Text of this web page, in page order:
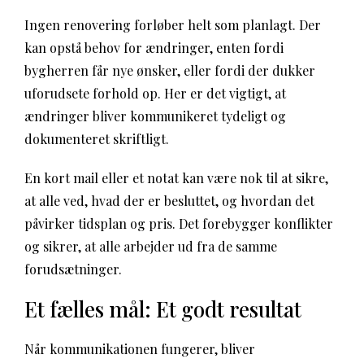
Ingen renovering forløber helt som planlagt. Der
kan opstå behov for ændringer, enten fordi
bygherren får nye ønsker, eller fordi der dukker
uforudsete forhold op. Her er det vigtigt, at
ændringer bliver kommunikeret tydeligt og
dokumenteret skriftligt.
En kort mail eller et notat kan være nok til at sikre,
at alle ved, hvad der er besluttet, og hvordan det
påvirker tidsplan og pris. Det forebygger konflikter
og sikrer, at alle arbejder ud fra de samme
forudsætninger.
Et fælles mål: Et godt resultat
Når kommunikationen fungerer, bliver